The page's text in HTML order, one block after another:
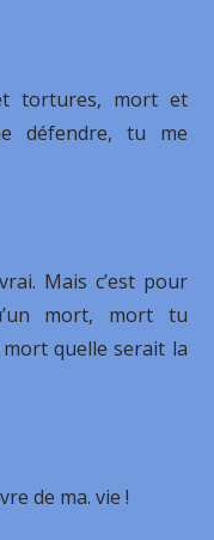
tortures, mort et
défendre, tu me
Mais c’est pour
mort, mort tu
quelle serait la
de ma. vie !